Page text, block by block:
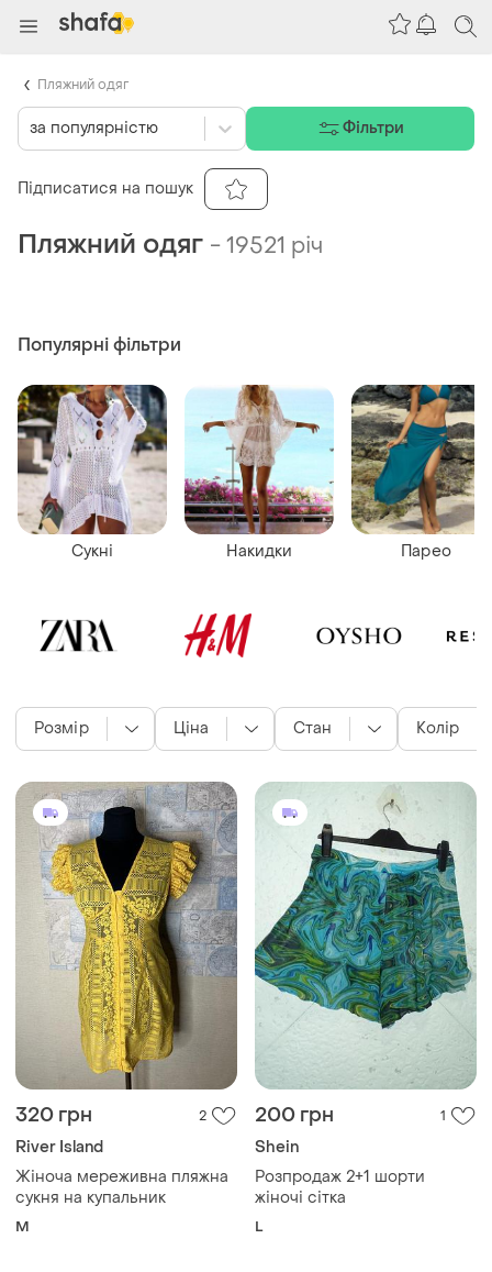
Пляжний одяг -19521 річ
320 грн 2
River Island
Жіноча мереживна пляжна
сукня на купальник
M
200 грн 1
Shein
Розпродаж 2+1 шорти
жіночі сітка
L
Популярні фільтри
Сукні Накидки Парео
Розмір Ціна Стан Колір
за популярністю Фільтри
Підписатися на пошук
Пляжний одяг